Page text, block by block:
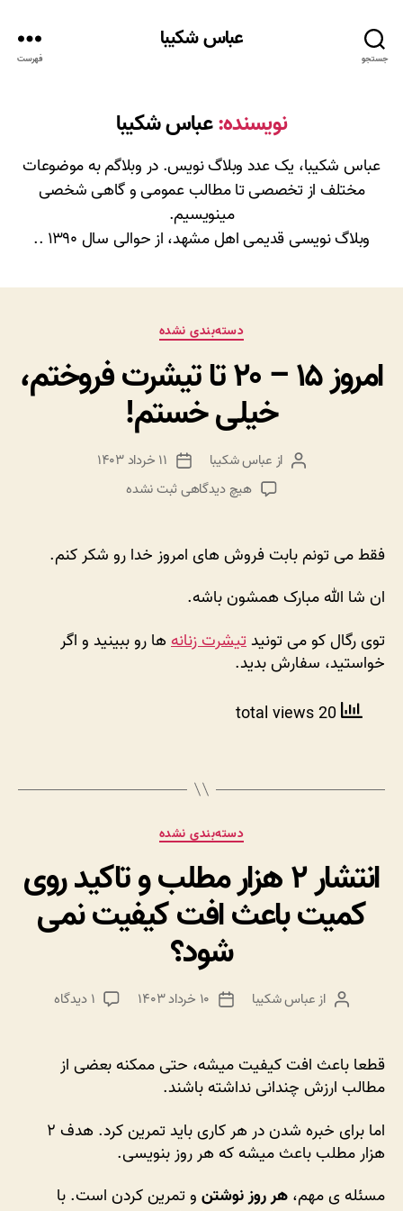
جستجو
عباس شکیبا
فهرست
نویسنده:عباس شکیبا
عباس شکیبا، یک عدد وبلاگ نویس. در وبلاگم به موضوعات
مختلف از تخصصی تا مطالب عمومی و گاهی شخصی
مینویسیم.
وبلاگ نویسی قدیمی اهل مشهد، از حوالی سال ۱۳۹۰ ..
دسته‌ها
دسته‌بندی نشده
امروز ۱۵ – ۲۰ تا تیشرت فروختم،
خیلی خستم!
نویسنده
نوشته
از عباس شکیبا
تاریخ
نوشته
۱۱ خرداد ۱۴۰۳
هیچ دیدگاهیبرای
۲۰
خیلی
ثبت نشده
فقط می تونم بابت فروش های امروز خدا رو شکر کنم.
ان شا‌ الله مبارک همشون باشه.
توی رگال کو می تونیدتیشرت زنانهها رو ببینید و اگر
خواستید، سفارش بدید.
دسته‌ها
دسته‌بندی نشده
انتشار ۲ هزار مطلب و تاکید روی
کمیت باعث افت کیفیت نمی
شود؟
نویسنده
ازعباس شکیبا
تاریخ
۱۰ خرداد ۱۴۰۳ ۱ دیدگاه
برای
روی
قطعا باعث افت کیفیت میشه، حتی ممکنه بعضی از
مطالب ارزش چندانی نداشته باشند.
اما برای خبره شدن در هر کاری باید تمرین کرد. هدف ۲
هزار مطلب باعث میشه که هر روز بنویسی.
مسئله ی مهم، هر روز نوشتن و تمرین کردن است. با